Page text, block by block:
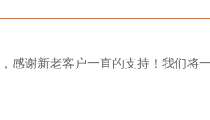
感谢新老客户一直的支持！我们